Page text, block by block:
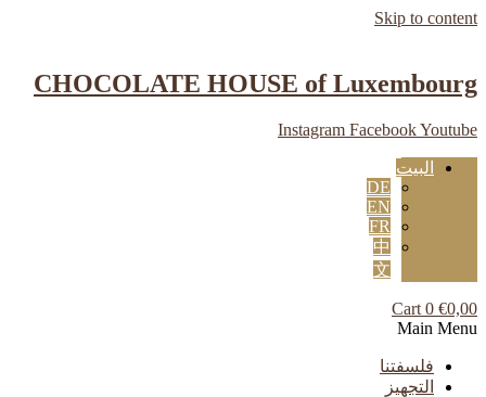
Skip to content
CHOCOLATE HOUSE of Luxembourg
Instagram FacebookYoutube
البيت
DE
EN
FR
中
文
€0,00
0
Cart
Main Menu
فلسفتنا
التجهيز